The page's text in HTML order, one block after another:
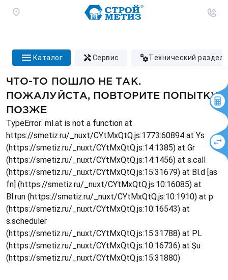
каталог сервис технический раздел
ЧТО-ТО ПОШЛО НЕ ТАК.
ПОЖАЛУЙСТА, ПОВТОРИТЕ ПОПЫТКУ
ПОЗЖЕ
TypeError: ml.at is not a function at
https://smetiz.ru/_nuxt/CYtMxQtQ.js:1773:60894 at Ys
(https://smetiz.ru/_nuxt/CYtMxQtQ.js:14:1385) at Gr
(https://smetiz.ru/_nuxt/CYtMxQtQ.js:14:1456) at s.call
(https://smetiz.ru/_nuxt/CYtMxQtQ.js:15:31679) at Bl.d [as
fn] (https://smetiz.ru/_nuxt/CYtMxQtQ.js:10:16085) at
Bl.run (https://smetiz.ru/_nuxt/CYtMxQtQ.js:10:1910) at p
(https://smetiz.ru/_nuxt/CYtMxQtQ.js:10:16543) at
s.scheduler
(https://smetiz.ru/_nuxt/CYtMxQtQ.js:15:31788) at PL
(https://smetiz.ru/_nuxt/CYtMxQtQ.js:10:16736) at $u
(https://smetiz.ru/_nuxt/CYtMxQtQ.js:15:31880)